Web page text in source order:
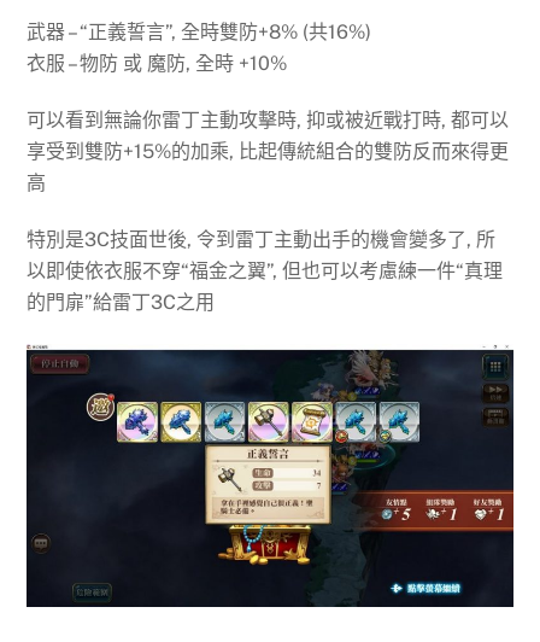
武器 – “正義誓言”, 全時雙防+8% (共16%)
衣服 – 物防 或 魔防, 全時 +10%
可以看到無論你雷丁主動攻擊時, 抑或被近戰打時, 都可以
享受到雙防+15%的加乘, 比起傳統組合的雙防反而來得更
高
特別是3C技面世後, 令到雷丁主動出手的機會變多了, 所
以即使依衣服不穿“福金之翼”, 但也可以考慮練一件“真理
的門扉”給雷丁3C之用